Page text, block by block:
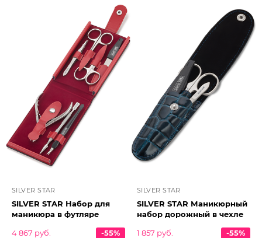
SILVER STAR
SILVER STAR Набор для
маникюра в футляре
4 867 руб.
-55%
SILVER STAR
SILVER STAR Маникюрный
набор дорожный в чехле
1 857 руб.
-55%